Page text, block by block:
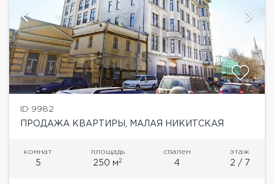
ID 9982
ПРОДАЖА КВАРТИРЫ, МАЛАЯ НИКИТСКАЯ
комнат
5
площадь
250 м2
спален
4
этаж
2 / 7